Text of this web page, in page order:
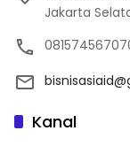
Jakarta
Kanal